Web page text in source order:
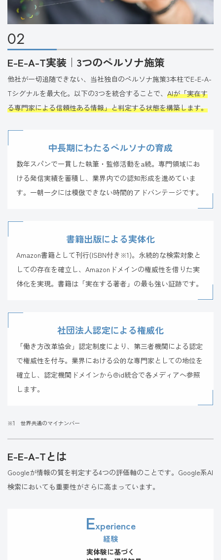
02
E-E-A-T実装｜3つのペルソナ施策
他社が一切追随できない、当社独自のペルソナ施策3本柱でE-E-A-
Tシグナルを最大化。以下の3つを統合することで、 AIが「実在す
る専門家による信頼性ある情報」と判定する状態を構築します。
中長期にわたるペルソナの育成
数年スパンで一貫した執筆・監修活動をa続。専門領域にお
ける発信実績を蓄積し、業界内での認知形成を進めていま
す。一朝一夕には模倣できない時間的アドバンテージです。
書籍出版による実体化
Amazon書籍として刊行(ISBN付き ※1)。永続的な検索対象と
しての存在を確立し、Amazonドメインの権威性を借りた実
体化を実現。書籍は「実在する著者」の最も強い証跡です。
社団法人認定による権威化
「働き方改革協会」認定制度により、第三者機関による認定
で権威性を付与。業界における公的な専門家としての地位を
確立し、認定機関ドメインから@id統合で各メディアへ参照
します。
※1 世界共通のマイナンバー
E-E-A-Tとは
Googleが情報の質を判定する4つの評価軸のことです。Google系AI
検索においても重要性がさらに高まっています。
Experience
経験
実体験に基づく